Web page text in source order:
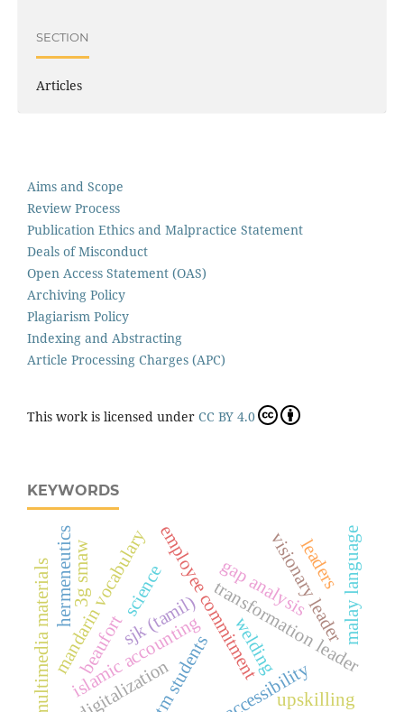
SECTION
Articles
Aims and Scope
Review Process
Publication Ethics and Malpractice Statement
Deals of Misconduct
Open Access Statement (OAS)
Archiving Policy
Plagiarism Policy
Indexing and Abstracting
Article Processing Charges (APC)
This work is licensed under CC BY 4.0
KEYWORDS
islamic accountingemployee commitment
beaufort transformation leader
visionary leader
mandarin vocabulary
multimedia materials uitm students
digitalization accessibility
sjk (tamil)
gap analysis
hermeneutics science malay language
3g smaw
upskilling
welding
leaders